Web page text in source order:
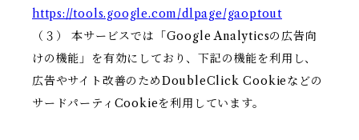
https://tools.google.com/dlpage/gaoptout
（３） 本サービスでは「Google Analyticsの広告向
けの機能」を有効にしており、下記の機能を利用し、
広告やサイト改善のためDoubleClick Cookieなどの
サードパーティCookieを利用しています。